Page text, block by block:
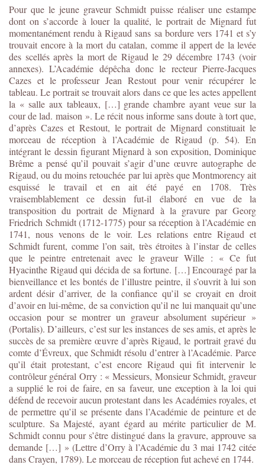
Pour que le jeune graveur Schmidt puisse réaliser une estampe
dont on s’accorde à louer la qualité, le portrait de Mignard fut
momentanément rendu à Rigaud sans sa bordure vers 1741 et s’y
trouvait encore à la mort du catalan, comme il appert de la levée
des scellés après la mort de Rigaud le 29 décembre 1743 (voir
annexes). L’Académie dépêcha donc le recteur Pierre-Jacques
Cazes et le professeur Jean Restout pour venir récupérer le
tableau. Le portrait se trouvait alors dans ce que les actes appellent
la « salle aux tableaux, […] grande chambre ayant veue sur la
cour de lad. maison ». Le récit nous informe sans doute à tort que,
d’après Cazes et Restout, le portrait de Mignard constituait le
morceau de réception à l’Académie de Rigaud (p. 54). En
intégrant le dessin figurant Mignard à son exposition, Dominique
Brême a pensé qu’il pouvait s’agir d’une œuvre autographe de
Rigaud, ou du moins retouchée par lui après que Montmorency ait
esquissé le travail et en ait été payé en 1708. Très
vraisemblablement ce dessin fut-il élaboré en vue de la
transposition du portrait de Mignard à la gravure par Georg
Friedrich Schmidt (1712-1775) pour sa réception à l’Académie en
1741, nous venons de le voir. Les relations entre Rigaud et
Schmidt furent, comme l’on sait, très étroites à l’instar de celles
que le peintre entretenait avec le graveur Wille : « Ce fut
Hyacinthe Rigaud qui décida de sa fortune. […] Encouragé par la
bienveillance et les bontés de l’illustre peintre, il s’ouvrit à lui son
ardent désir d’arriver, de la confiance qu’il se croyait en droit
d’avoir en lui-même, de sa conviction qu’il ne lui manquait qu’une
occasion pour se montrer un graveur absolument supérieur »
(Portalis). D’ailleurs, c’est sur les instances de ses amis, et après le
succès de sa première œuvre d’après Rigaud, le portrait gravé du
comte d’Évreux, que Schmidt résolu d’entrer à l’Académie. Parce
qu’il était protestant, c’est encore Rigaud qui fit intervenir le
contrôleur général Orry : « Messieurs, Monsieur Schmidt, graveur
a supplié le roi de faire, en sa faveur, une exception à la loi qui
défend de recevoir aucun protestant dans les Académies royales, et
de permettre qu’il se présente dans l’Académie de peinture et de
sculpture. Sa Majesté, ayant égard au mérite particulier de M.
Schmidt connu pour s’être distingué dans la gravure, approuve sa
demande […] » (Lettre d’Orry à l’Académie du 3 mai 1742 citée
dans Crayen, 1789). Le morceau de réception fut achevé en 1744.